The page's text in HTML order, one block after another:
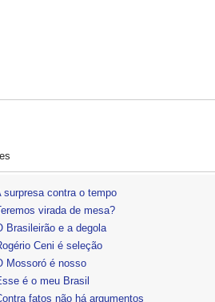
surpresa contra o tempo
virada de mesa?
Brasileirão e a degola
Ceni é seleção
Mossoró é nosso
é o meu Brasil
fatos não há argumentos